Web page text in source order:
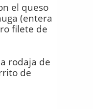
el queso
(entera
filete de
rodaja de
de